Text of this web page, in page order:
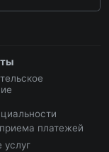
платежей
услуг